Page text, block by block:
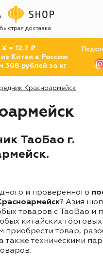
доставка
¥ = 12.7 ₽
Китая в Россию
308 рублей за кг
Красноармейск
ТаоБао г.
и проверенного
? Азия
товаров с TaoBao и
китайских
приобрести товар,
также техническими